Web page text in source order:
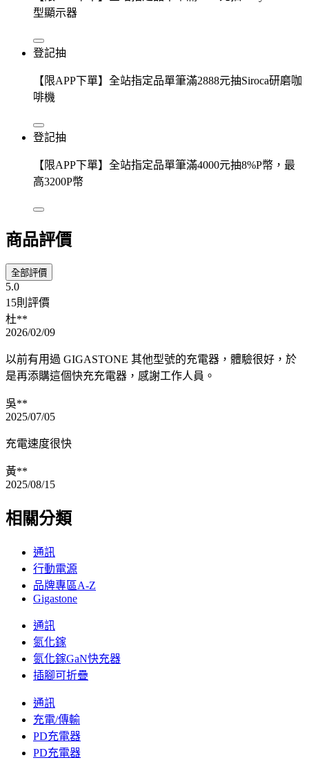
型顯示器
登記抽
【限APP下單】全站指定品單筆滿2888元抽Siroca研磨咖
啡機
登記抽
【限APP下單】全站指定品單筆滿4000元抽8%P幣，最
高3200P幣
商品評價
全部評價
5.0
15則評價
杜**
2026/02/09
以前有用過 GIGASTONE 其他型號的充電器，體驗很好，於
是再添購這個快充充電器，感謝工作人員。
吳**
2025/07/05
充電速度很快
黃**
2025/08/15
相關分類
通訊
行動電源
品牌專區A-Z
Gigastone
通訊
氮化鎵
氮化鎵GaN快充器
插腳可折疊
通訊
充電/傳輸
PD充電器
PD充電器